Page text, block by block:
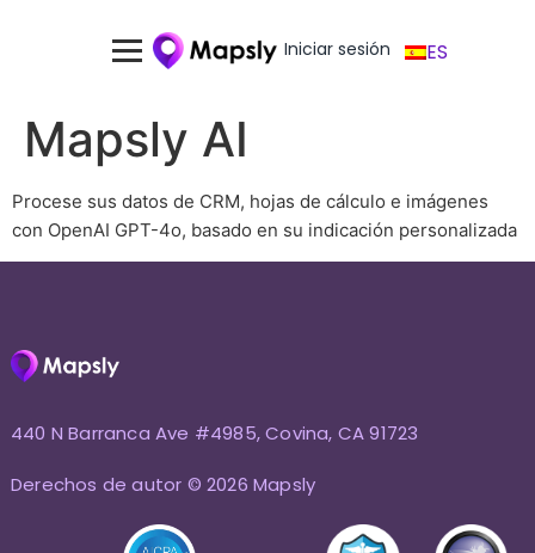
Iniciar sesión ES
Mapsly AI
Procese sus datos de CRM, hojas de cálculo e imágenes
con OpenAI GPT-4o, basado en su indicación personalizada
440 N Barranca Ave #4985, Covina, CA 91723
Derechos de autor © 2026 Mapsly